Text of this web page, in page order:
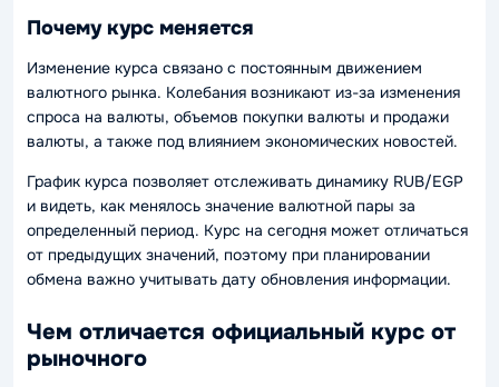
Почему курс меняется
Изменение курса связано с постоянным движением
валютного рынка. Колебания возникают из-за изменения
спроса на валюты, объемов покупки валюты и продажи
валюты, а также под влиянием экономических новостей.
График курса позволяет отслеживать динамику RUB/EGP
и видеть, как менялось значение валютной пары за
определенный период. Курс на сегодня может отличаться
от предыдущих значений, поэтому при планировании
обмена важно учитывать дату обновления информации.
Чем отличается официальный курс от
рыночного